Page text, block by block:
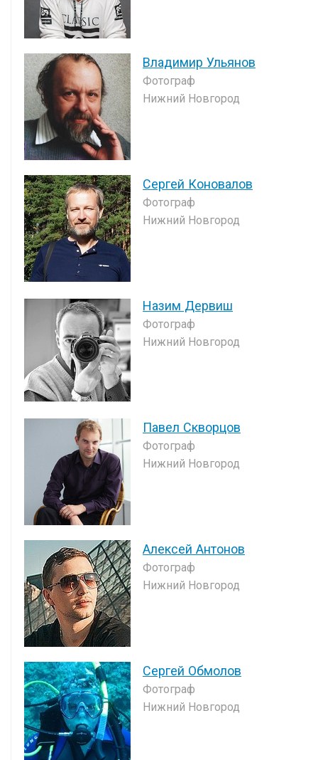
Владимир Ульянов
Фотограф
Нижний Новгород
Сергей Коновалов
Фотограф
Нижний Новгород
Назим Дервиш
Фотограф
Нижний Новгород
Павел Скворцов
Фотограф
Нижний Новгород
Алексей Антонов
Фотограф
Нижний Новгород
Сергей Обмолов
Фотограф
Нижний Новгород